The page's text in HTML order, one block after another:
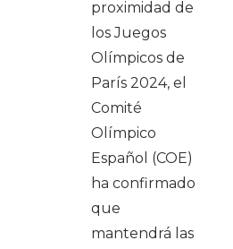
proximidad de
los Juegos
Olímpicos de
París 2024, el
Comité
Olímpico
Español (COE)
ha confirmado
que
mantendrá las